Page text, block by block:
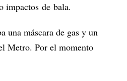
impactos de bala.
una máscara de gas y un
Metro. Por el momento